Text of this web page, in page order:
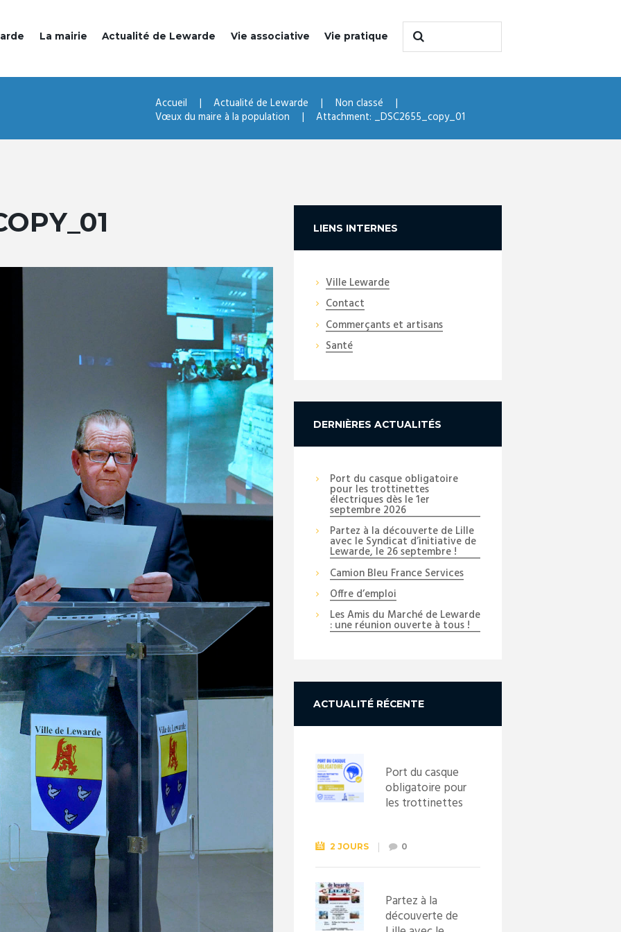
La mairie Actualité de Lewarde Vie associative Vie pratique
Accueil Actualité de Lewarde
Non classé
Vœux du maire à la population
Attachment: _DSC2655_copy_01
Next item
_DSC2665_copy_01
LIENS INTERNES
Ville Lewarde
Contact
Commerçants et artisans
Santé
DERNIÈRES ACTUALITÉS
Port du casque obligatoire
pour les trottinettes
électriques dès le 1er
septembre 2026
Partez à la découverte de Lille
avec le Syndicat d’initiative de
Lewarde, le 26 septembre !
Camion Bleu France Services
Offre d’emploi
Les Amis du Marché de Lewarde
: une réunion ouverte à tous !
ACTUALITÉ RÉCENTE
Port du casque
obligatoire pour
les trottinettes
septembre
2026
2 JOURS 0
Partez à la
découverte de